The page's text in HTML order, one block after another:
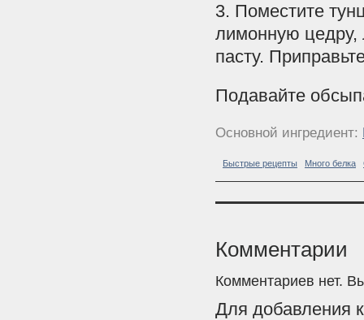
3. Поместите
лимонную цедру,
пасту.
Подавайте
Основной ингредиент:
Быстрые рецепты Много белка
Комментарии
Комментариев нет.
Для добавления